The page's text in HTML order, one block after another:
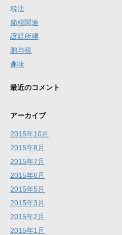
税法
節税関連
譲渡所得
贈与税
趣味
最近のコメント
アーカイブ
2015年10月
2015年8月
2015年7月
2015年6月
2015年5月
2015年3月
2015年2月
2015年1月